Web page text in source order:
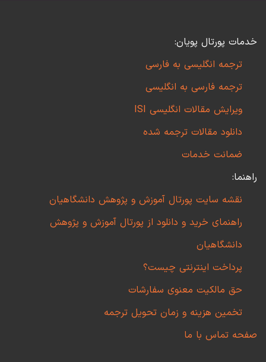
خدمات پورتال پویان:
ترجمه انگلیسی به فارسی
ترجمه فارسی به انگلیسی
ویرایش مقالات انگلیسی ISI
دانلود مقالات ترجمه شده
ضمانت خدمات
راهنما:
نقشه سایت پورتال آموزش و پژوهش دانشگاهیان
راهنمای خرید و دانلود از پورتال آموزش و پژوهش
دانشگاهیان
پرداخت اینترنتی چیست؟
حق مالکیت معنوی سفارشات
تخمین هزینه و زمان تحویل ترجمه
صفحه تماس با ما